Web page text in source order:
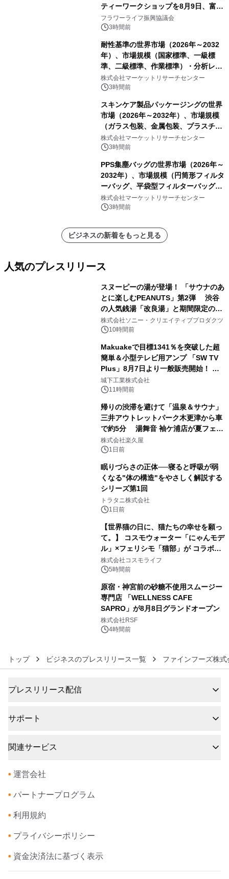
ティーワークショップを8月9日、富
山・射水で開催
フラワーライフ振興協議会
3時間前
耐性基準の世界市場（2026年～2032
年）、市場規模（国家標準、一級標
準、二級標準、作業標準）・分析レポ
ートを発表
株式会社マーケットリサーチセンター
3時間前
スキンケア製品パッケージングの世界
市場（2026年～2032年）、市場規模
（ガラス包装、金属包装、プラスチッ
ク包装、その他）・分析レポートを発
表
株式会社マーケットリサーチセンター
3時間前
PPS集塵バッグの世界市場（2026年～
2032年）、市場規模（円筒形フィルタ
ーバッグ、平袋型フィルターバッグ、
プリーツフィルターバッグ、その
他）・分析レポートを発表
株式会社マーケットリサーチセンター
3時間前
ビジネスの新着をもっと見る
人気のプレスリリース
スヌーピーの湯が登場！ 「サウナのあ
とに楽しむPEANUTS」第2弾 渋谷
の人気銭湯「改良湯」と期間限定のコ
ラボレーション サウナイキタイコラ
ボグッズも発売決定！
株式会社ソニー・クリエイティブプロダクツ
10時間前
Makuakeで目標1341％を突破した超
簡単＆小型テレビ用アンプ 「SW TV
Plus」8月7日より一般販売開始！ ケ
ーブル1本つなぐだけ、テレビの音が
ぐっと豊かに
城下工業株式会社
11時間前
帰りの渋滞を避けて「温泉＆サウナ」
三井アウトレットパーク木更津から車
で約5分 湯舞音 袖ケ浦店が夏フェア
メニューを提供
株式会社楽久屋
1日前
眠りづらさの正体──寝ると呼吸が弱
くなる"体の構造"をやさしく解説する
シリーズ第1回
トラタニ株式会社
1日前
【世界猫の日に、猫たちの幸せを願っ
て。】 コスモウォーター「にゃんモデ
ル」×フェリシモ「猫部」が コラボキ
ャンペーンを実施
株式会社コスモライフ
5時間前
原宿・神宮前の砂糖不使用スムージー
専門店 「WELLNESS CAFE
SAPRO」が8月8日グランドオープン
株式会社RSF
4時間前
トップ ビジネスのプレスリリース一覧 ファインフーズ株式
プレスリリース配信
サポート
関連サービス
• 運営会社
• パートナープログラム
• 利用規約
• プライバシーポリシー
• 資金決済法に基づく表示